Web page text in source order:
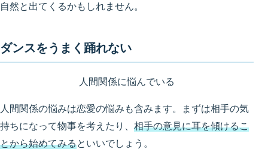
自然と出てくるかもしれません。
ダンスをうまく踊れない
人間関係に悩んでいる
人間関係の悩みは恋愛の悩みも含みます。まずは相手の気
持ちになって物事を考えたり、 相手の意見に耳を傾けるこ
とから始めてみるといいでしょう。